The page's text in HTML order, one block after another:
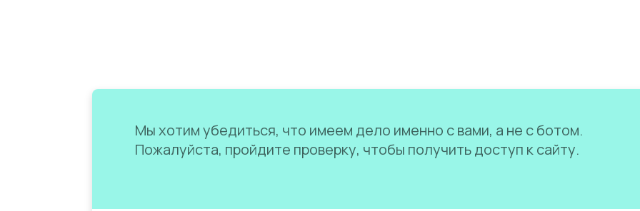
Мы хотим убедиться, что имеем дело именно с вами, а не с ботом.
Пожалуйста, пройдите проверку, чтобы получить доступ к сайту.